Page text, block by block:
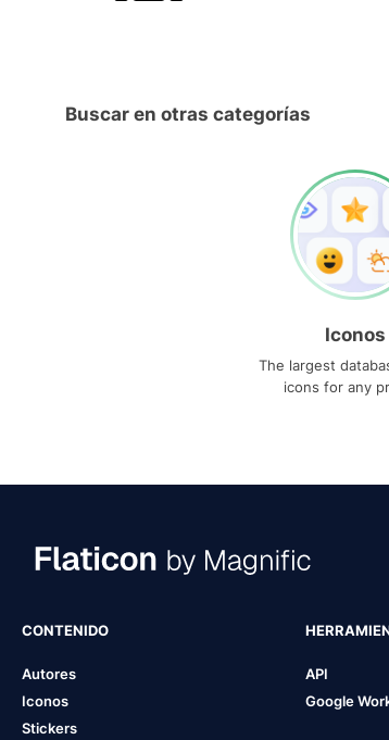
Buscar en otras categorías
Iconos
The largest
icons for any
CONTENIDO
Autores
Iconos
Stickers
API
Google